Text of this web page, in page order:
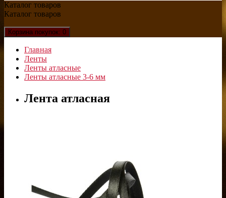
Каталог товаров
Каталог товаров
Корзина покупок: 0
Главная
Ленты
Ленты атласные
Ленты атласные 3-6 мм
Лента атласная